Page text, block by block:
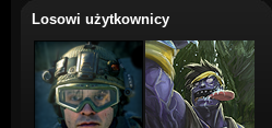
Losowi użytkownicy